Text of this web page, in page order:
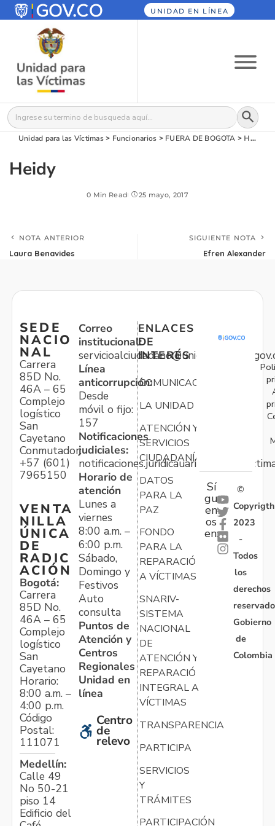
UNIDAD EN LÍNEA
Buscar: Botón
Unidad para las Víctimas> Funcionarios > FUERA DE BOGOTA > Heidy
Heidy
0 Min Read 25 mayo, 2017
NOTA ANTERIOR
Laura Benavides
SIGUIENTE NOTA
Efren Alexander
SEDE
NACIO
NAL
Carrera
85D No.
46A – 65
Complejo
logístico
San
Cayetano
Conmutador:
+57 (601)
7965150
VENTA
NILLA
ÚNICA
DE
RADIC
ACIÓN
Bogotá:
Carrera
85D No.
46A – 65
Complejo
logístico
San
Cayetano
Horario:
8:00 a.m. –
4:00 p.m.
Código
Postal:
111071
Medellín:
Calle 49
No 50-21
piso 14
Edificio del
Correo
institucional:
Línea
anticorrupción:
Desde
móvil o fijo:
157
Notificaciones
judiciales:
Horario de
atención
Lunes a
viernes
8:00 a.m. –
6:00 p.m.
Sábado,
Domingo y
Festivos
Auto
consulta
Puntos de
Atención y
Centros
Regionales
Unidad en
línea
Centro
de
relevo
ENLACES
DE
INTERÉS
COMUNICACIONES
LA UNIDAD
ATENCIÓN Y
SERVICIOS
CIUDADANÍA
DATOS
PARA LA
PAZ
FONDO
PARA LA
REPARACIÓN
A VÍCTIMAS
SNARIV-
SISTEMA
NACIONAL
DE
ATENCIÓN Y
REPARACIÓN
INTEGRAL A
VÍCTIMAS
TRANSPARENCIA
PARTICIPA
SERVICIOS
Y
TRÁMITES
PARTICIPACIÓN
Sí
gu
en
os
en:
©
Copyrigth
2023
-
Todos
los
derechos
Gobierno
de
Colombia